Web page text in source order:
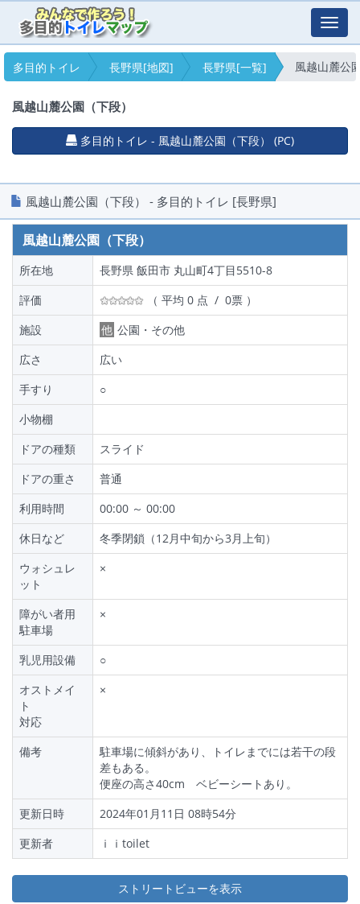
多目的トイレ
長野県[地図] 長野県[一覧] 風越山麓公
風越山麓公園（下段）
多目的トイレ - 風越山麓公園（下段） (PC)
風越山麓公園（下段） - 多目的トイレ [長野県]
風越山麓公園（下段）
所在地
長野県 飯田市 丸山町4丁目5510-8
評価
（ 平均 0 点 / 0票 ）
施設
他 公園・その他
広さ
広い
手すり
○
小物棚
ドアの種類
スライド
ドアの重さ
普通
利用時間
00:00 ～ 00:00
休日など
冬季閉鎖（12月中旬から3月上旬）
ウォシュレ
ット
×
障がい者用
駐車場
×
乳児用設備
○
オストメイ
ト
対応
×
備考
駐車場に傾斜があり、トイレまでには若干の段
差もある。
便座の高さ40cm ベビーシートあり。
更新日時
2024年01月11日 08時54分
更新者
ｉｉtoilet
ストリートビューを表示